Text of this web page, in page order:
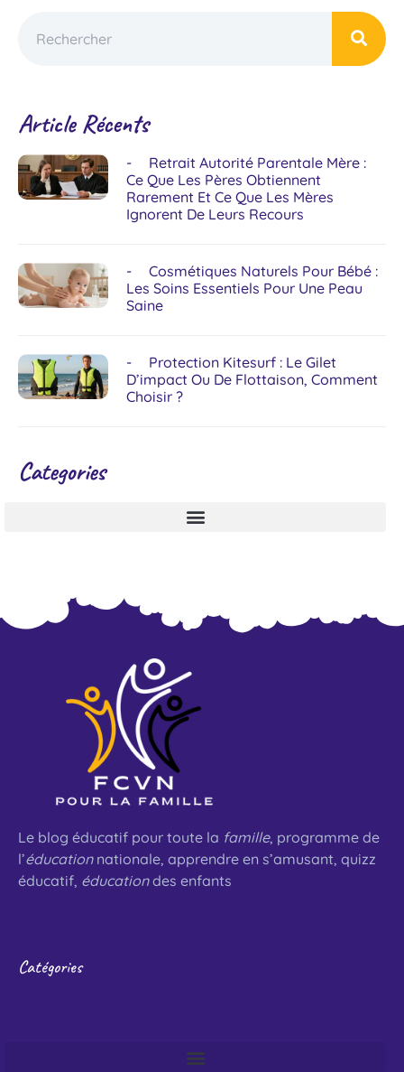
Article Récents
Retrait Autorité Parentale Mère :
Ce Que Les Pères Obtiennent
Rarement Et Ce Que Les Mères
Ignorent De Leurs Recours
Cosmétiques Naturels Pour Bébé :
Les Soins Essentiels Pour Une Peau
Saine
Protection Kitesurf : Le Gilet
D’impact Ou De Flottaison, Comment
Choisir ?
Categories
Le blog éducatif pour toute la famille, programme de
l’éducationnationale, apprendre en s’amusant, quizz
éducatif, éducationdes enfants
Catégories